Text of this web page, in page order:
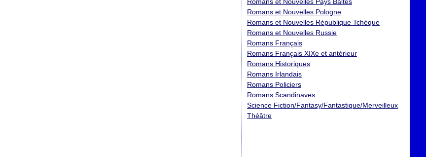
Romans et Nouvelles Pologne
Romans et Nouvelles République Tchèque
Romans et Nouvelles Russie
Romans Français
Romans Français XIXe et antérieur
Romans Historiques
Romans Irlandais
Romans Policiers
Romans Scandinaves
Science Fiction/Fantasy/Fantastique/Merveilleux
Théâtre